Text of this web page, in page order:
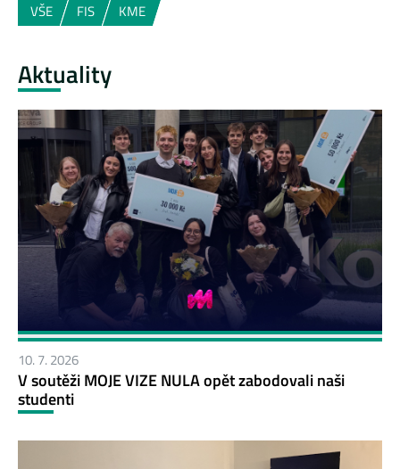
VŠE FIS KME
Aktuality
10. 7. 2026
V soutěži MOJE VIZE NULA opět zabodovali naši
studenti